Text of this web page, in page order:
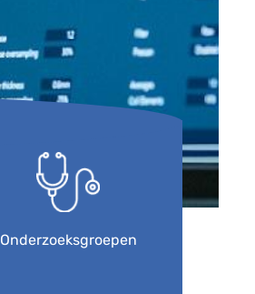
Onderzoeksgroepen